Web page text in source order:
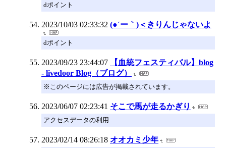
dポイント
2023/10/03 02:33:32 (●´ー｀)＜きりんじゃないよ
dポイント
2023/09/23 23:44:07
【血統フェスティバル】blog
- livedoor Blog（ブログ）
※このページには広告が掲載されています。
2023/06/07 02:23:41 そこで馬が走るかぎり
アクセスデータの利用
2023/02/14 08:26:18 オオカミ少年